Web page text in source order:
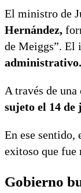
El ministro de
Hernández,
de Meiggs”. El
administrativo.
A través de
sujeto el 14 de
En ese
exitoso que fue
Gobierno